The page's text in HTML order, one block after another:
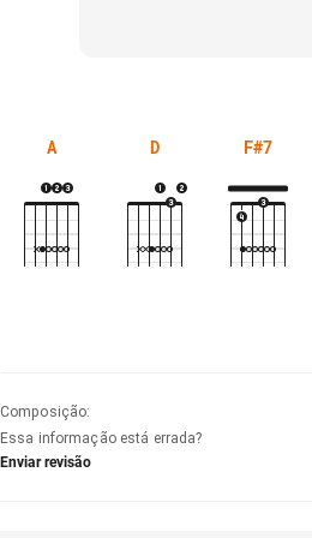
A D F#7
Composição:
Essa informação está errada?
Enviar revisão